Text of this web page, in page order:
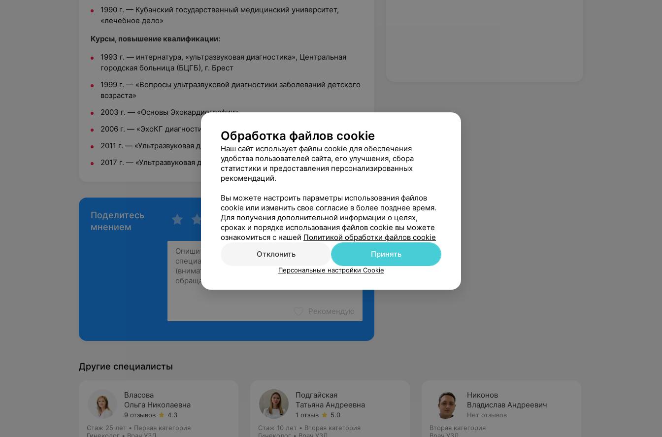
1990 г. — Кубанский государственный медицинский университет,
«лечебное дело»
Курсы, повышение квалификации:
1993 г. — интернатура, «ультразвуковая диагностика», Центральная
городская больница (БЦГБ), г. Брест
1999 г. — «Вопросы ультразвуковой диагностики заболеваний детского
возраста»
2003 г. — «Основы Эхокардиографии»
2006 г. — «ЭхоКГ диагностика пороков сердца»
2011 г. — «Ультразвуковая диагностика в онкологии»
2017 г. — «Ультразвуковая диагностика патологии внутренних органов»
Поделитесь
мнением
Рекомендую
Другие специалисты
Власова
Ольга Николаевна
9 отзывов
4.3
Стаж 25 лет • Первая категория
Подгайская
Татьяна Андреевна
1 отзыв
5.0
Стаж 10 лет • Вторая категория
Никонов
Владислав Андреевич
Нет отзывов
Вторая категория
Обработка файлов cookie
Наш сайт использует файлы cookie для обеспечения
удобства пользователей сайта, его улучшения, сбора
статистики и предоставления персонализированных
рекомендаций.
Вы можете настроить параметры использования файлов
cookie или изменить свое согласие в более позднее время.
Для получения дополнительной информации о целях,
сроках и порядке использования файлов cookie вы можете
ознакомиться с нашей Политикой обработки файлов cookie
Отклонить
Принять
Персональные настройки Cookie